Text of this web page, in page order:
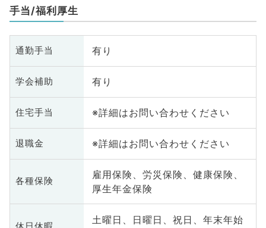
手当/福利厚生
通勤手当 有り
学会補助 有り
住宅手当 ※詳細はお問い合わせください
退職金 ※詳細はお問い合わせください
各種保険
雇用保険、労災保険、健康保険、
厚生年金保険
土曜日、日曜日、祝日、年末年始